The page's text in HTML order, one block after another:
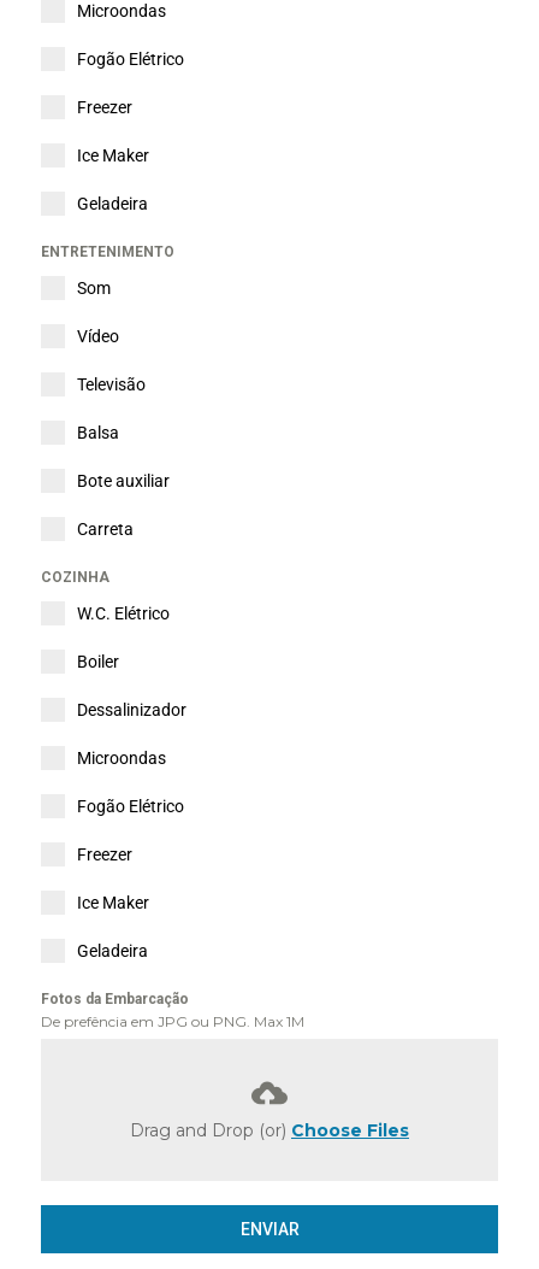
Microondas
Fogão Elétrico
Freezer
Ice Maker
Geladeira
ENTRETENIMENTO
Som
Vídeo
Televisão
Balsa
Bote auxiliar
Carreta
COZINHA
W.C. Elétrico
Boiler
Dessalinizador
Microondas
Fogão Elétrico
Freezer
Ice Maker
Geladeira
Fotos da Embarcação
De prefência em JPG ou PNG. Max 1M
Drag and Drop (or) Choose Files
ENVIAR